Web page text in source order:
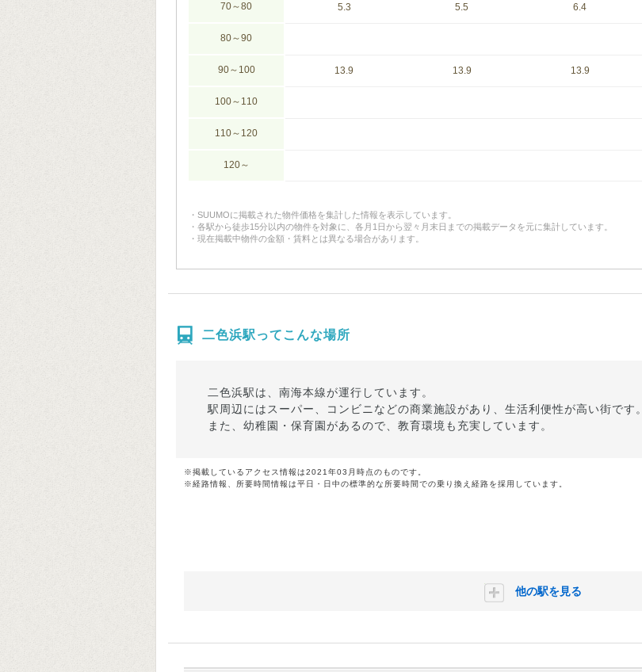
70～80 5.3 5.5 6.4
80～90
90～100 13.9 13.9 13.9
100～110
110～120
120～
SUUMOに掲載された物件価格を集計した情報を表示しています。
各駅から徒歩15分以内の物件を対象に、各月1日から翌々月末日までの掲載データを元に集計しています。
現在掲載中物件の金額・賃料とは異なる場合があります。
二色浜駅ってこんな場所
二色浜駅は、南海本線が運行しています。
駅周辺にはスーパー、コンビニなどの商業施設があり、生活利便性が高い街です。
また、幼稚園・保育園があるので、教育環境も充実しています。
※掲載しているアクセス情報は2021年03月時点のものです。
※経路情報、所要時間情報は平日・日中の標準的な所要時間での乗り換え経路を採用しています。
他の駅を見る